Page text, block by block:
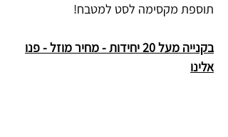
תוספת מקסימה לסט למטבח!
בקנייה מעל 20 יחידות - מחיר מוזל - פנו
אלינו